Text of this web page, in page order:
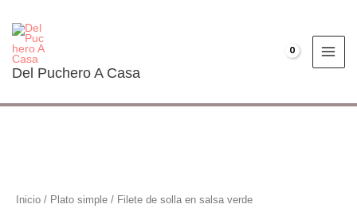
contenido
Del Puchero A Casa
Inicio / Plato simple / Filete de solla en salsa verde
solla